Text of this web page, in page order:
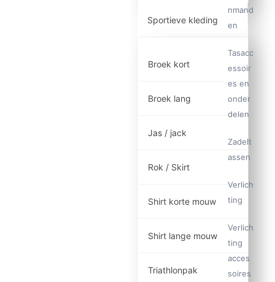
Sportieve kleding
Broek kort
Broek lang
Jas / jack
Rok / Skirt
Shirt korte mouw
Shirt lange mouw
Triathlonpak
nmand
en
Tasacc
essoir
es en
onder
delen
Zadelt
assen
Verlich
ting
Verlich
ting
acces
soires